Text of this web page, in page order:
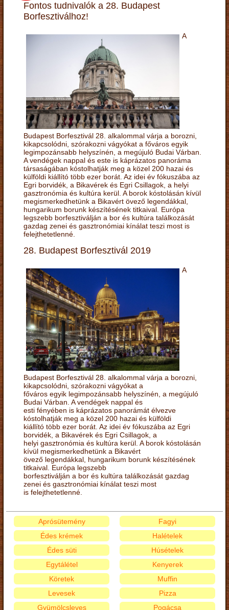
Fontos tudnivalók a 28. Budapest
Borfesztiválhoz!
A
Budapest Borfesztivál 28. alkalommal várja a borozni,
kikapcsolódni, szórakozni vágyókat a főváros egyik
legimpozánsabb helyszínén, a megújuló Budai Várban.
A vendégek nappal és este is káprázatos panoráma
társaságában kóstolhatják meg a közel 200 hazai és
külföldi kiállító több ezer borát. Az idei év fókuszába az
Egri borvidék, a Bikavérek és Egri Csillagok, a helyi
gasztronómia és kultúra kerül. A borok kóstolásán kívül
megismerkedhetünk a Bikavért övező legendákkal,
hungarikum borunk készítésének titkaival. Európa
legszebb borfesztiválján a bor és kultúra találkozását
gazdag zenei és gasztronómiai kínálat teszi most is
felejthetetlenné.
28. Budapest Borfesztivál 2019
A
Budapest Borfesztivál 28. alkalommal várja a borozni,
kikapcsolódni, szórakozni vágyókat a
főváros egyik legimpozánsabb helyszínén, a megújuló
Budai Várban. A vendégek nappal és
esti fényében is káprázatos panorámát élvezve
kóstolhatják meg a közel 200 hazai és külföldi
kiállító több ezer borát. Az idei év fókuszába az Egri
borvidék, a Bikavérek és Egri Csillagok, a
helyi gasztronómia és kultúra kerül. A borok kóstolásán
kívül megismerkedhetünk a Bikavért
övező legendákkal, hungarikum borunk készítésének
titkaival. Európa legszebb
borfesztiválján a bor és kultúra találkozását gazdag
zenei és gasztronómiai kínálat teszi most
is felejthetetlenné.
Aprósütemény
Édes krémek
Édes süti
Egytálétel
Fagyi
Halételek
Húsételek
Kenyerek
Köretek
Levesek
Gyümölcsleves
Muffin
Pizza
Pogácsa